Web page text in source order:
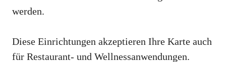
werden.
Diese Einrichtungen akzeptieren Ihre Karte auch
für Restaurant- und Wellnessanwendungen.